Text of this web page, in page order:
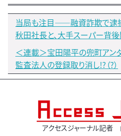
当局も注目――融資詐欺で逮捕
秋田社長と、大手スーパー背
＜連載＞宝田陽平の兜町アンダ
監査法人の登録取り消し!?（?）
アクセスジャーナル記者